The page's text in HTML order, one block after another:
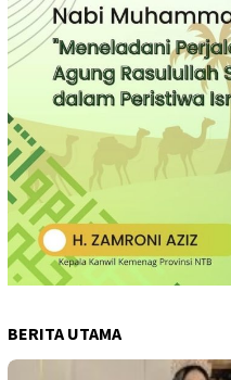
BERITA UTAMA